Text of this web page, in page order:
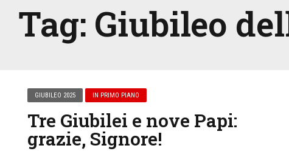
Tag: Giubileo
GIUBILEO 2025 IN PRIMO PIANO
Tre Giubilei e nove Papi:
grazie, Signore!